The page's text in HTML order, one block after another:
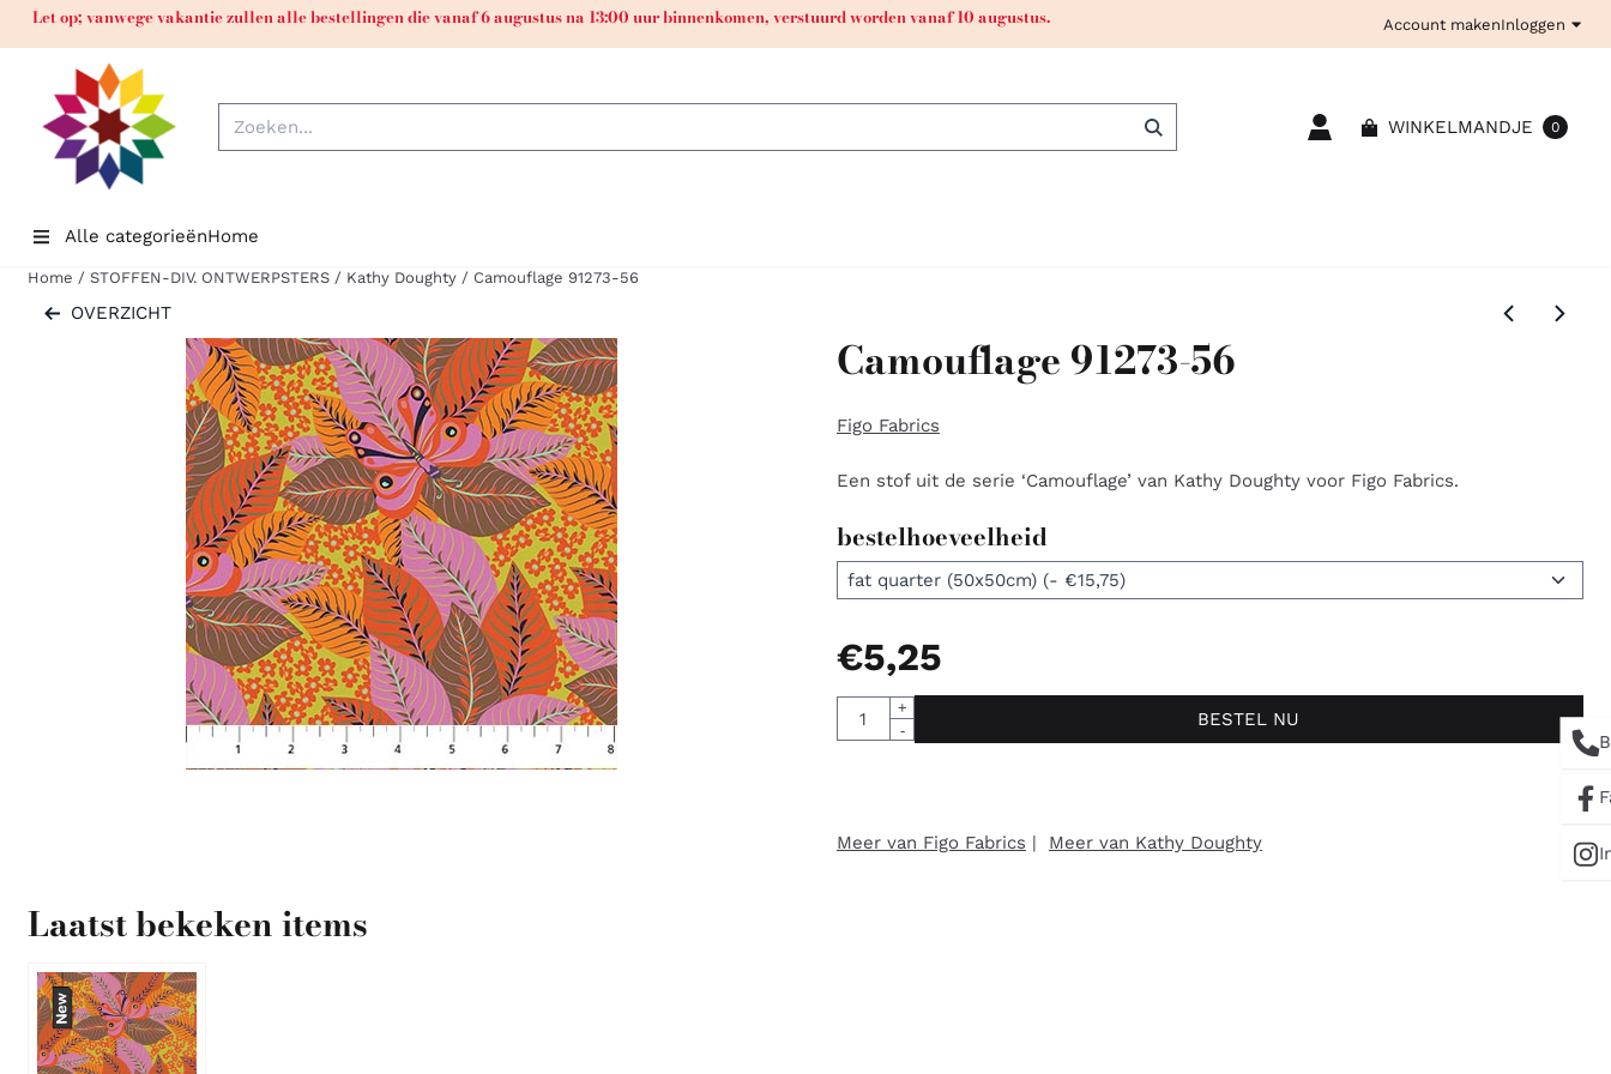
Cookievoorkeuren zijn momenteel gesloten.
Let op; vanwege vakantie zullen alle bestellingen die vanaf 6 augustus na 13:00 uur binnenkomen, verstuurd worden vanaf 10 augustus. Account makenInloggen
Zoeken
WINKELMANDJE 0
Alle categorieënHome
Home / STOFFEN-DIV. ONTWERPSTERS / Kathy Doughty / Camouflage 91273-56
OVERZICHT
Camouflage 91273-56
Figo Fabrics
Een stof uit de serie ‘Camouflage’ van Kathy Doughty voor Figo Fabrics.
bestelhoeveelheid
€5,25
Aantal
+
-
BESTEL NU
Meer van Figo Fabrics | Meer van Kathy Doughty
Laatst bekeken items